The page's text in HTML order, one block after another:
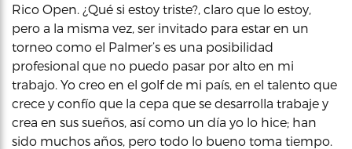
Rico Open. ¿Qué si estoy triste?, claro que lo estoy,
pero a la misma vez, ser invitado para estar en un
torneo como el Palmer’s es una posibilidad
profesional que no puedo pasar por alto en mi
trabajo. Yo creo en el golf de mi país, en el talento que
crece y confío que la cepa que se desarrolla trabaje y
crea en sus sueños, así como un día yo lo hice; han
sido muchos años, pero todo lo bueno toma tiempo.